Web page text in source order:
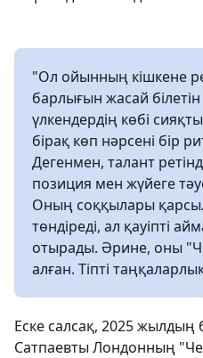
"Ол ойынның кішкене
барлығын жасай
үлкендердің көбі
бірақ көп нәрсені бір
Дегенмен, талант
позиция мен жүйеге
Оның соққылары
төндіреді, ал қауіпті
отырады. Әрине, оны
алған. Тіпті
Еске салсақ, 2025 жылдың
Сатпаевты Лондонның